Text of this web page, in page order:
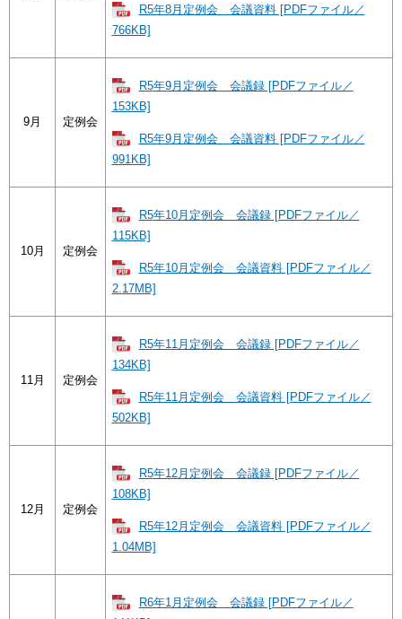
R5年8月定例会 会議資料 [PDFファイル／
766KB]
9月 定例会
R5年9月定例会 会議録 [PDFファイル／
153KB]
R5年9月定例会 会議資料 [PDFファイル／
991KB]
10月 定例会
R5年10月定例会 会議録 [PDFファイル／
115KB]
R5年10月定例会 会議資料 [PDFファイル／
2.17MB]
11月 定例会
R5年11月定例会 会議録 [PDFファイル／
134KB]
R5年11月定例会 会議資料 [PDFファイル／
502KB]
12月 定例会
R5年12月定例会 会議録 [PDFファイル／
108KB]
R5年12月定例会 会議資料 [PDFファイル／
1.04MB]
R6年1月定例会 会議録 [PDFファイル／